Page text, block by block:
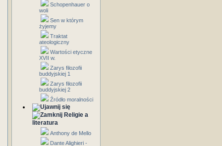
Schopenhauer o
woli
Sen w którym
żyjemy
Traktat
ateologiczny
Wartości etyczne
XVII w.
Zarys filozofii
buddyjskiej 1
Zarys filozofii
buddyjskiej 2
Źródło moralności
Religie a
literatura
Anthony de Mello
Dante Alighieri -